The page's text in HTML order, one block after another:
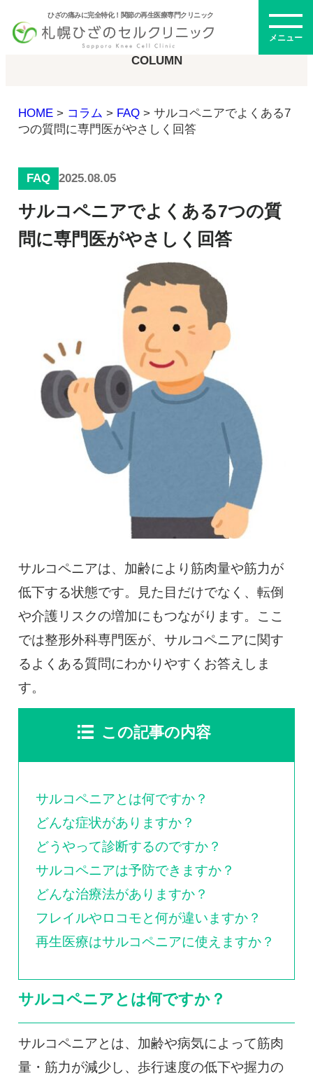
ひざの痛みに完全特化！関節の再生医療専門クリニック
メニュー
初めての方へ
メニュー・料金
ひざの再生医療とは
PRP治療
幹細胞培養上清液
再生医療とは
ドクター紹介
症例
よくある質問
クリニック紹介
採用情報 コラム
治療電話相談はこちら
0120-117-560
※上記電話番号をタップで電話が繋がります
電話受付時間：月〜金／9:00〜16:30（土日祝休）
コラム
COLUMN
HOME> コラム > FAQ> サルコペニアでよくある7
つの質問に専門医がやさしく回答
FAQ 2025.08.05
サルコペニアでよくある7つの質
問に専門医がやさしく回答
サルコペニアは、加齢により筋肉量や筋力が
低下する状態です。見た目だけでなく、転倒
や介護リスクの増加にもつながります。ここ
では整形外科専門医が、サルコペニアに関す
るよくある質問にわかりやすくお答えしま
す。
この記事の内容
サルコペニアとは何ですか？
どんな症状がありますか？
どうやって診断するのですか？
サルコペニアは予防できますか？
どんな治療法がありますか？
フレイルやロコモと何が違いますか？
再生医療はサルコペニアに使えますか？
サルコペニアとは何ですか？
サルコペニアとは、加齢や病気によって筋肉
量・筋力が減少し、歩行速度の低下や握力の